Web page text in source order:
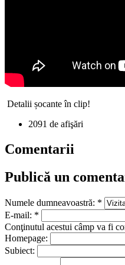
Detalii șocante în clip!
2091 de afişări
Comentarii
Publică un
Numele dumneavoastră: *
E-mail: *
Conţinutul acestui câmp va fi
Homepage:
Subiect: